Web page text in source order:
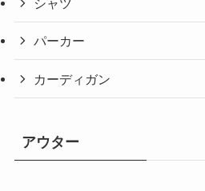
シャツ
パーカー
カーディガン
アウター